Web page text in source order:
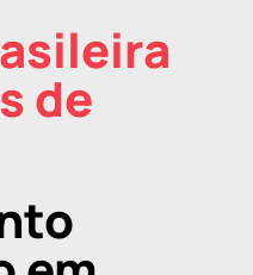
de